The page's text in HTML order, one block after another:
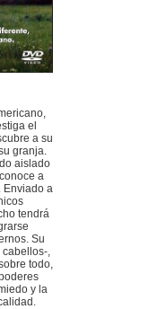
el
a su
granja.
aislado
a
Enviado a
tendrá
Su
,
todo,
y la